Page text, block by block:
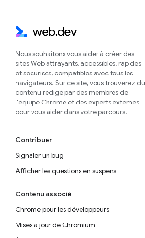
Nous souhaitons vous aider à créer des
sites Web attrayants, accessibles, rapides
et sécurisés, compatibles avec tous les
navigateurs. Sur ce site, vous trouverez du
contenu rédigé par des membres de
l'équipe Chrome et des experts externes
pour vous aider dans votre parcours.
Contribuer
Signaler un bug
Afficher les questions en suspens
Contenu associé
Chrome pour les développeurs
Mises à jour de Chromium